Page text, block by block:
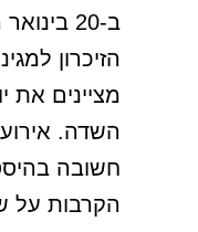
ב-20
הזיכרון
מציינים את
השדה.
חשובה